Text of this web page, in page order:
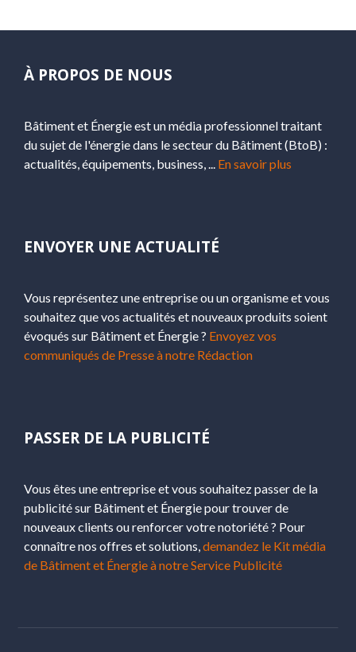
À PROPOS DE NOUS
Bâtiment et Énergie est un média professionnel traitant
du sujet de l'énergie dans le secteur du Bâtiment (BtoB) :
actualités, équipements, business, ... En savoir plus
ENVOYER UNE ACTUALITÉ
Vous représentez une entreprise ou un organisme et vous
souhaitez que vos actualités et nouveaux produits soient
évoqués sur Bâtiment et Énergie ? Envoyez vos
communiqués de Presse à notre Rédaction
PASSER DE LA PUBLICITÉ
Vous êtes une entreprise et vous souhaitez passer de la
publicité sur Bâtiment et Énergie pour trouver de
nouveaux clients ou renforcer votre notoriété ? Pour
connaître nos offres et solutions,demandez le Kit média
de Bâtiment et Énergie à notre Service Publicité